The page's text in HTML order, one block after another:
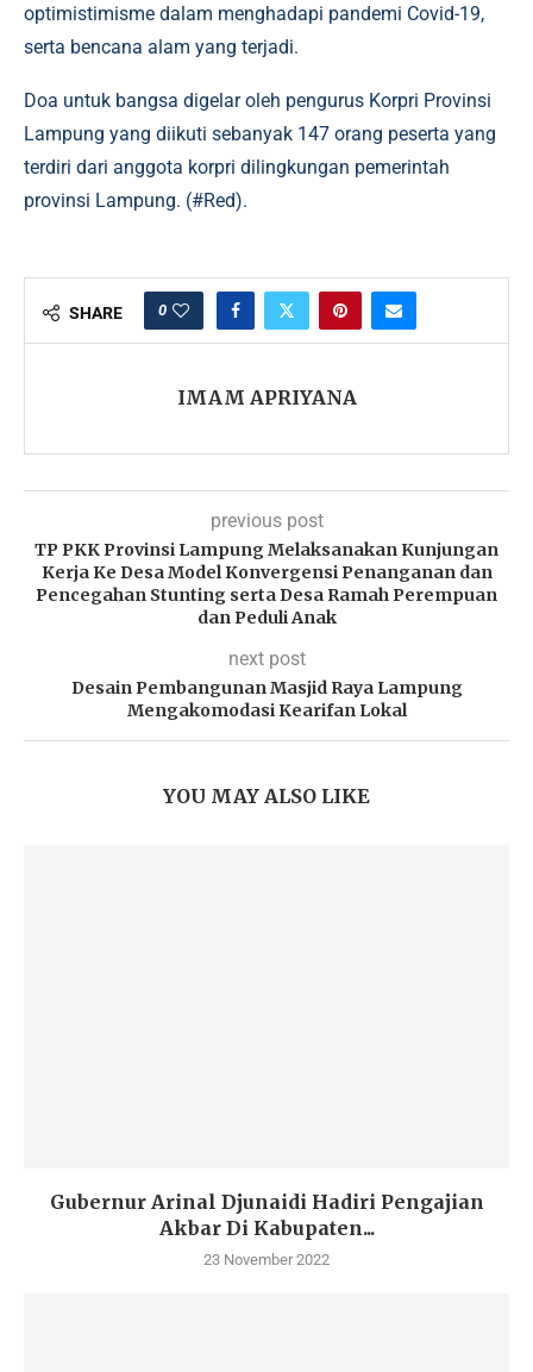
optimistimisme dalam menghadapi pandemi Covid-19,
serta bencana alam yang terjadi.
Doa untuk bangsa digelar oleh pengurus Korpri Provinsi
Lampung yang diikuti sebanyak 147 orang peserta yang
terdiri dari anggota korpri dilingkungan pemerintah
provinsi Lampung. (#Red).
SHARE 0
IMAM APRIYANA
previous post
TP PKK Provinsi Lampung Melaksanakan Kunjungan
Kerja Ke Desa Model Konvergensi Penanganan dan
Pencegahan Stunting serta Desa Ramah Perempuan
dan Peduli Anak
next post
Desain Pembangunan Masjid Raya Lampung
Mengakomodasi Kearifan Lokal
YOU MAY ALSO LIKE
Gubernur Arinal Djunaidi Hadiri Pengajian
Akbar Di Kabupaten...
23 November 2022